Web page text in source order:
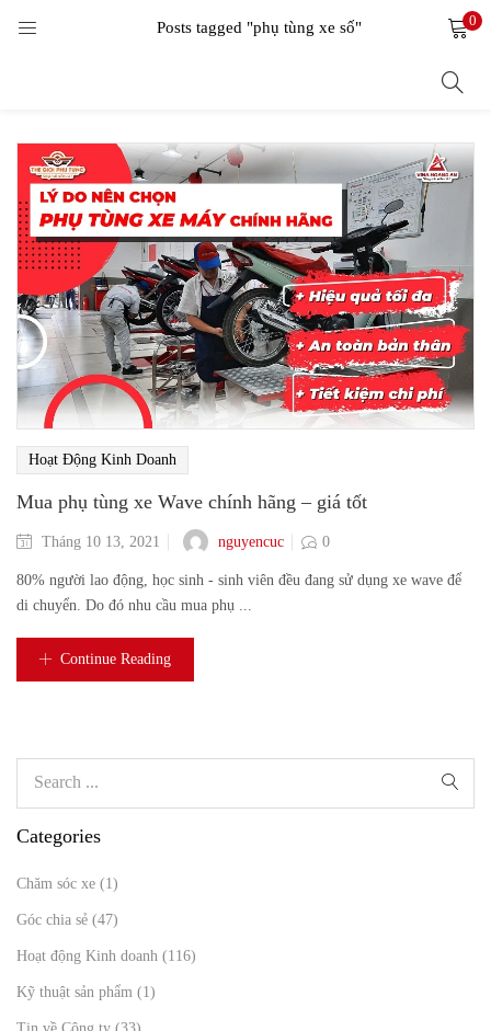
Posts tagged "phụ tùng xe số" 0
Hoạt Động Kinh Doanh
Mua phụ tùng xe Wave chính hãng – giá tốt
Tháng 10 13, 2021 nguyencuc 0
80% người lao động, học sinh - sinh viên đều đang sử dụng xe wave để
di chuyển. Do đó nhu cầu mua phụ ...
Continue Reading
Categories
Chăm sóc xe (1)
Góc chia sẻ (47)
Hoạt động Kinh doanh (116)
Kỹ thuật sản phẩm (1)
Remember me
Login
Lost password?